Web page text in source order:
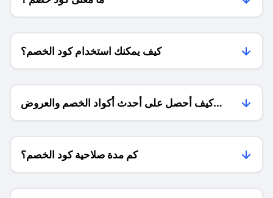
كيف يمكنك استخدام كود الخصم؟
كيف أحصل على أحدث أكواد الخصم والعروض
للمتاجر؟
كم مدة صلاحية كود الخصم؟